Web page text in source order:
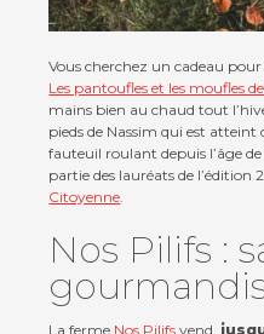
Vous cherchez un cadeau
Les pantoufles et les moufles
mains bien au chaud tout
pieds de Nassim qui est atteint
fauteuil roulant depuis l’âge
partie des lauréats de l’édition
Citoyenne
Nos Pilifs :
La ferme Nos Pilifs vend,